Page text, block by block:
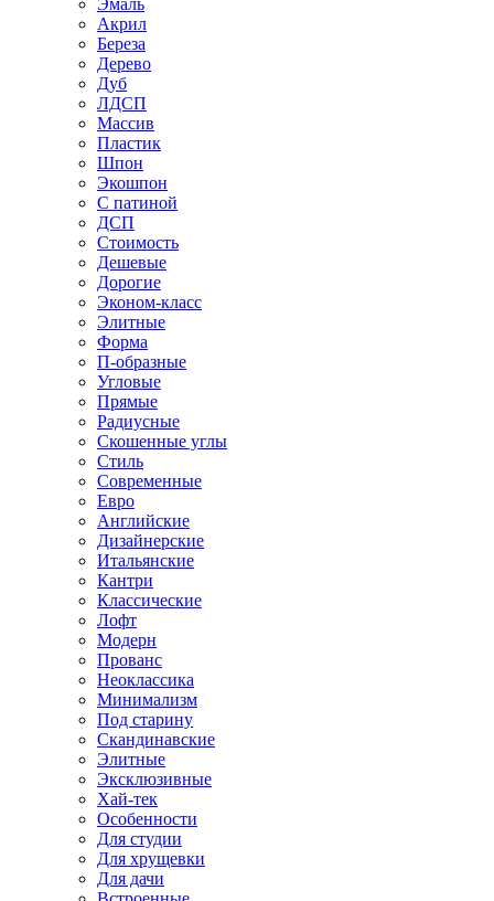
Эмаль
Акрил
Береза
Дерево
Дуб
ЛДСП
Массив
Пластик
Шпон
Экошпон
С патиной
ДСП
Стоимость
Дешевые
Дорогие
Эконом-класс
Элитные
Форма
П-образные
Угловые
Прямые
Радиусные
Скошенные углы
Стиль
Современные
Евро
Английские
Дизайнерские
Итальянские
Кантри
Классические
Лофт
Модерн
Прованс
Неоклассика
Минимализм
Под старину
Скандинавские
Элитные
Эксклюзивные
Хай-тек
Особенности
Для студии
Для хрущевки
Для дачи